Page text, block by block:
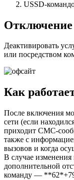
USSD-
Отключение
Деактивировать
или посредством
Как
После включения
сети (если
приходит СМС-
также с
вызовов и когда
В случае изменения
дополнительной
команду —